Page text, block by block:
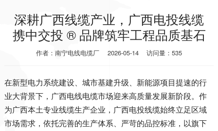
深耕广西线缆产业，广西电投线缆
携中交投 ® 品牌筑牢工程品质基石
作者：南宁电线电缆厂 2026-05-14 访问量：535
在新型电力系统建设、城市基建升级、新能源项目提速的行
业大背景下，广西电线电缆市场迎来高质量发展新阶段。作
为广西本土专业线缆生产企业， 广西电投线缆始终立足区域
市场需求，依托完善的生产体系、严苛的品控标准，以旗下